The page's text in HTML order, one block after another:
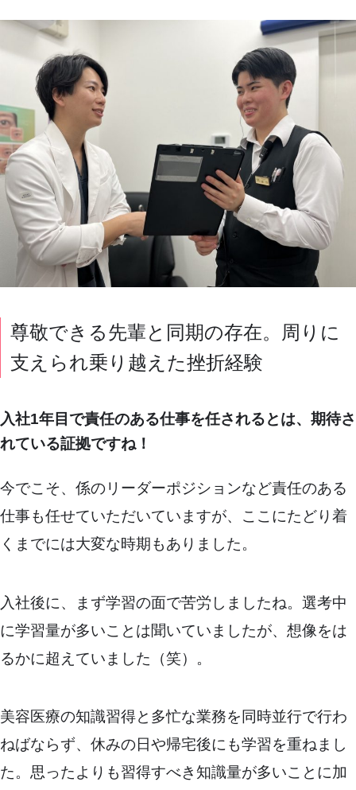
尊敬できる先輩と同期の存在。周りに
支えられ乗り越えた挫折経験
入社1年目で責任のある仕事を任されるとは、期待さ
れている証拠ですね！
今でこそ、係のリーダーポジションなど責任のある
仕事も任せていただいていますが、ここにたどり着
くまでには大変な時期もありました。
入社後に、まず学習の面で苦労しましたね。選考中
に学習量が多いことは聞いていましたが、想像をは
るかに超えていました（笑）。
美容医療の知識習得と多忙な業務を同時並行で行わ
ねばならず、休みの日や帰宅後にも学習を重ねまし
た。思ったよりも習得すべき知識量が多いことに加